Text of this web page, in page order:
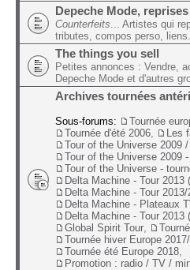
Depeche Mode, reprises
Counterfeits ... Artistes qui
tributes, compos perso,
The things you sell
Petites annonces : Vendre,
Depeche Mode et d'autres
Archives tournées
Sous-forums: Tournée
Tournée d'été 2006
Les
Tour of the Universe 2009
Tour of the Universe 2009
Tour of the Universe -
Delta Machine - Tour 2013
Delta Machine - Tour
Delta Machine - Plateaux
Delta Machine - Tour 2013
Global Spirit Tour
Tournée hiver Europe
Tournée été Europe 2018
Promotion : radio / TV /